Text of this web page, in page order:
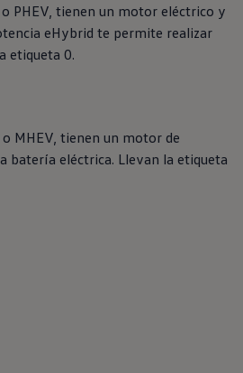
PHEV, tienen un motor eléctrico y
eHybrid te permite realizar
etiqueta 0.
MHEV, tienen un motor de
batería eléctrica. Llevan la etiqueta